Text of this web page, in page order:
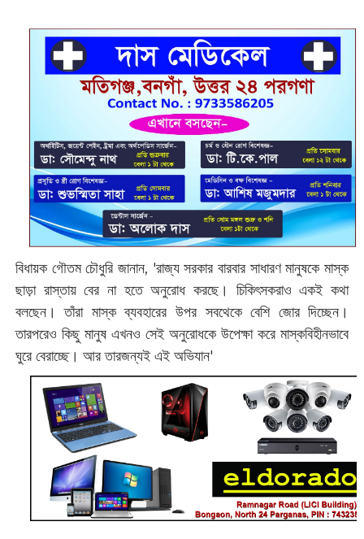
বিধায়ক গৌতম চৌধুরি জানান, 'রাজ্য সরকার বারবার সাধারণ মানুষকে মাস্ক
ছাড়া রাস্তায় বের না হতে অনুরোধ করছে। চিকিৎসকরাও একই কথা
বলছেন। তাঁরা মাস্ক ব্যবহারের উপর সবথেকে বেশি জোর দিচ্ছেন।
তারপরেও কিছু মানুষ এখনও সেই অনুরোধকে উপেক্ষা করে মাস্কবিহীনভাবে
ঘুরে বেরাচ্ছে। আর তারজন্যই এই অভিযান'